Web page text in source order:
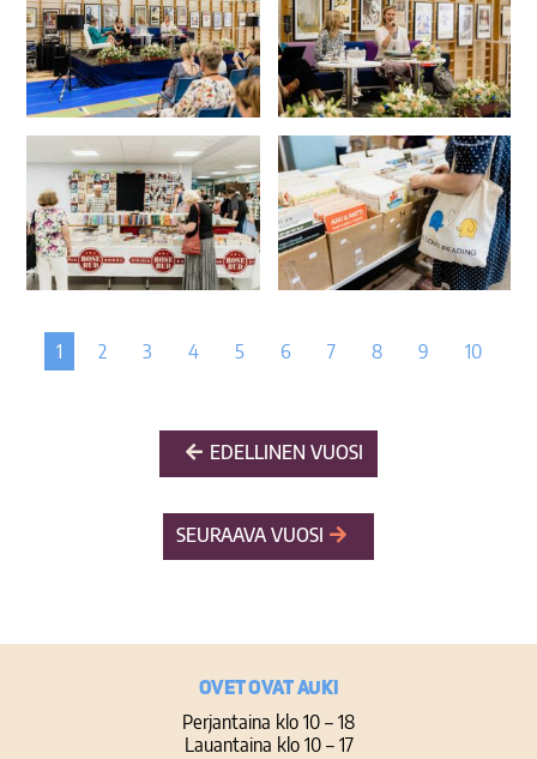
1 2 3 4 5 6 7 8 9 10
EDELLINEN VUOSI
SEURAAVA VUOSI
Ovet ovat auki
Perjantaina klo 10 – 18
Lauantaina klo 10 – 17